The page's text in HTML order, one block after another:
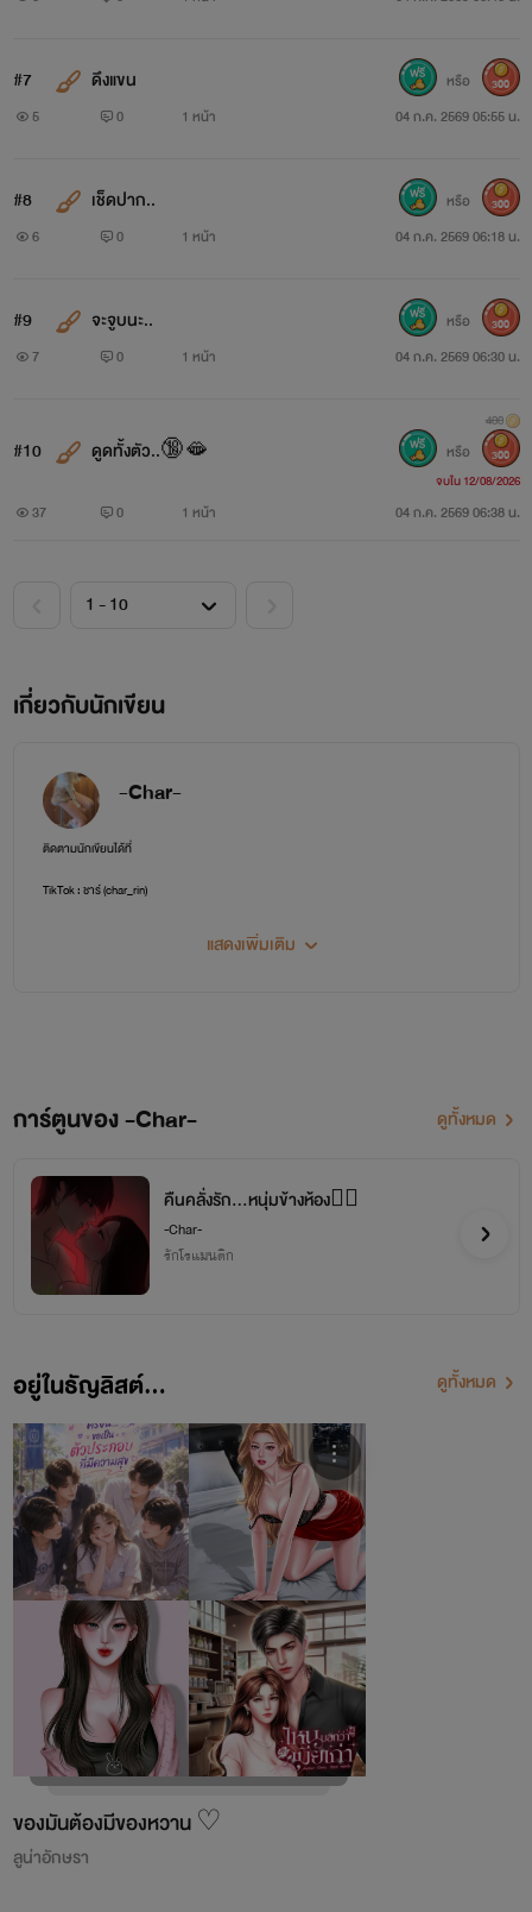
#7 ดึงแขน
5 0 1 หน้า 04 ก.ค. 2569 05:55 น.
หรือ 300
#8 เช็ดปาก..
6 0 1 หน้า 04 ก.ค. 2569 06:18 น.
หรือ 300
#9 จะจูบนะ..
7 0 1 หน้า 04 ก.ค. 2569 06:30 น.
หรือ 300
#10 ดูดทั้งตัว..🔞🫦
37 0 1 หน้า 04 ก.ค. 2569 06:38 น.
400
หรือ 300
จบใน 12/08/2026
เกี่ยวกับนักเขียน
-Char-
ติดตามนักเขียนได้ที่
TikTok : ชาร์ (char_rin)
แสดงเพิ่มเติม
การ์ตูนของ -Char- ดูทั้งหมด
คืนคลั่งรัก...หนุ่มข้างห้อง❤️‍🔥
-Char-
รักโรแมนติก
อยู่ในธัญลิสต์... ดูทั้งหมด
ของมันต้องมีของหวาน ♡
ลูน่าอักษรา